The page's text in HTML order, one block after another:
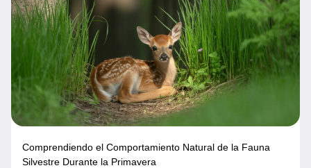
Comprendiendo el Comportamiento Natural de la Fauna
Silvestre Durante la Primavera